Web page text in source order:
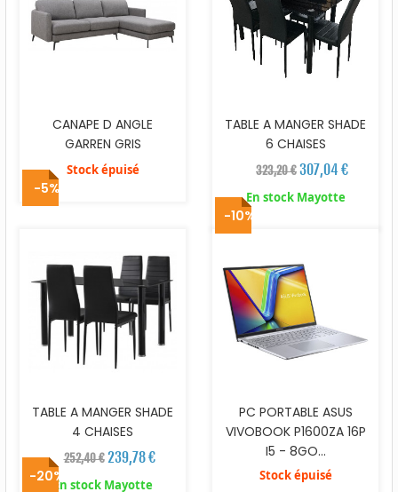
CANAPE D ANGLE
GARREN GRIS
Stock épuisé
TABLE A MANGER SHADE
6 CHAISES
323,20 €307,04 €
En stock Mayotte
-5%
TABLE A MANGER SHADE
4 CHAISES
252,40 € 239,78 €
En stock Mayotte
-10%
PC PORTABLE ASUS
VIVOBOOK P1600ZA 16P
I5 - 8GO...
Stock épuisé
-20%